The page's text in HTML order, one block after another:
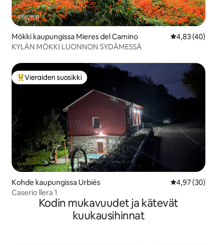
Mökki kaupungissa Mieres del Camino
4,83 (40)
KYLÄN MÖKKI LUONNON SYDÄMESSÄ
Vieraiden suosikkien parhaimmistoa
Vieraiden suosikki
Kohde kaupungissa Urbiés
4,97 (30)
Caserio llera 1
Kodin mukavuudet ja kätevät
kuukausihinnat